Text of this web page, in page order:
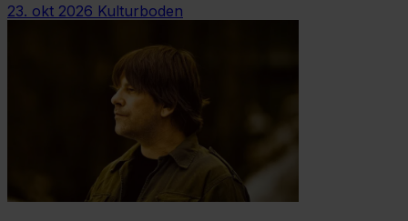
23. okt 2026 Kulturboden